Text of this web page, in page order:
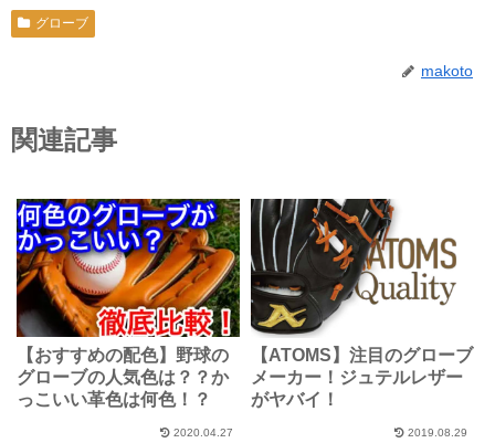
グローブ
makoto
関連記事
【おすすめの配色】野球の
グローブの人気色は？？か
っこいい革色は何色！？
2020.04.27
【ATOMS】注目のグローブ
メーカー！ジュテルレザー
がヤバイ！
2019.08.29